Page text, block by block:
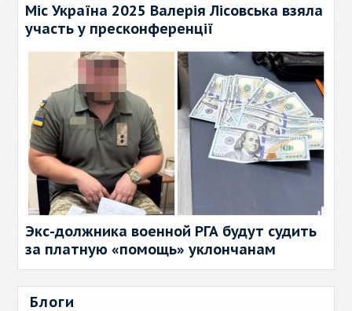
Міс Україна 2025 Валерія Лісовська взяла
участь у пресконференції
Экс-должника военной РГА будут судить
за платную «помощь» уклончанам
Блоги